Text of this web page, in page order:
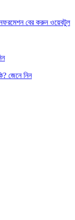
বের করুন ওয়েবটুল
জেনে নিন